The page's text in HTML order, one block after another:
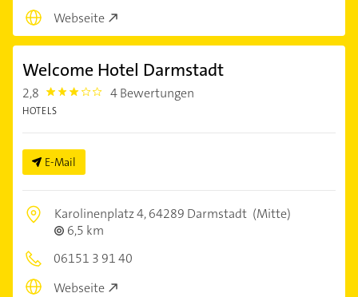
Webseite
Welcome Hotel Darmstadt
2,8 2.8 4 Bewertungen
HOTELS
E-Mail
Karolinenplatz 4,64289 Darmstadt (Mitte)
6,5 km
06151 3 91 40
Webseite